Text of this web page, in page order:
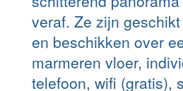
veraf. Ze zijn
en beschikken over
marmeren vloer,
telefoon, wifi (gratis),